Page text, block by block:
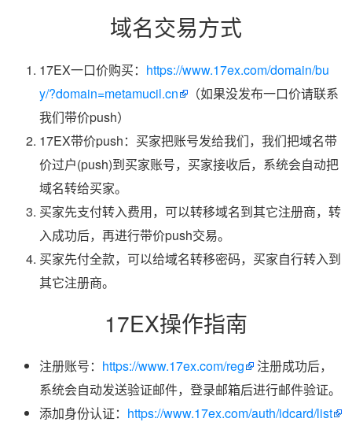
域名交易方式
17EX一口价购买： https://www.17ex.com/domain/bu
y/?domain=metamucil.cn
（如果没发布一口价请联系
我们带价push）
17EX带价push：买家把账号发给我们，我们把域名带
价过户(push)到买家账号，买家接收后，系统会自动把
域名转给买家。
买家先支付转入费用，可以转移域名到其它注册商，转
入成功后，再进行带价push交易。
买家先付全款，可以给域名转移密码，买家自行转入到
其它注册商。
17EX操作指南
注册账号： https://www.17ex.com/reg
注册成功后，
系统会自动发送验证邮件，登录邮箱后进行邮件验证。
添加身份认证： https://www.17ex.com/auth/idcard/list